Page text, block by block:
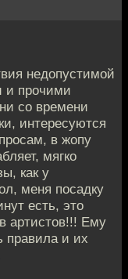
недопустимой
и прочими
со времени
интересуются
в жопу
мягко
как у
меня посадку
есть, это
артистов!!! Ему
правила и их